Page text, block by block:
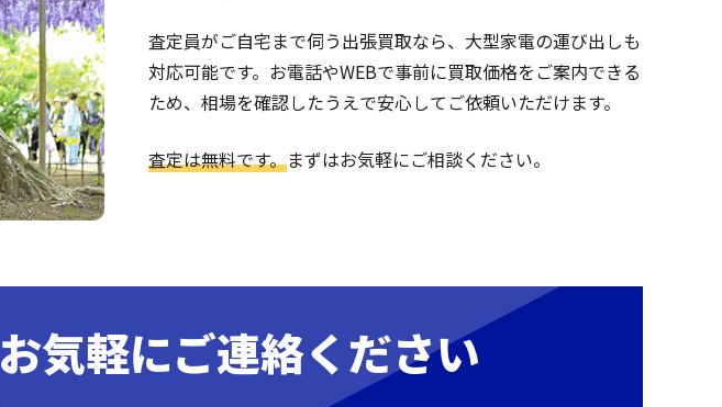
査定員がご自宅まで伺う出張買取なら、大型家電の運び出しも
対応可能です。お電話やWEBで事前に買取価格をご案内できる
ため、相場を確認したうえで安心してご依頼いただけます。
査定は無料です。まずはお気軽にご相談ください。
お気軽にご連絡ください